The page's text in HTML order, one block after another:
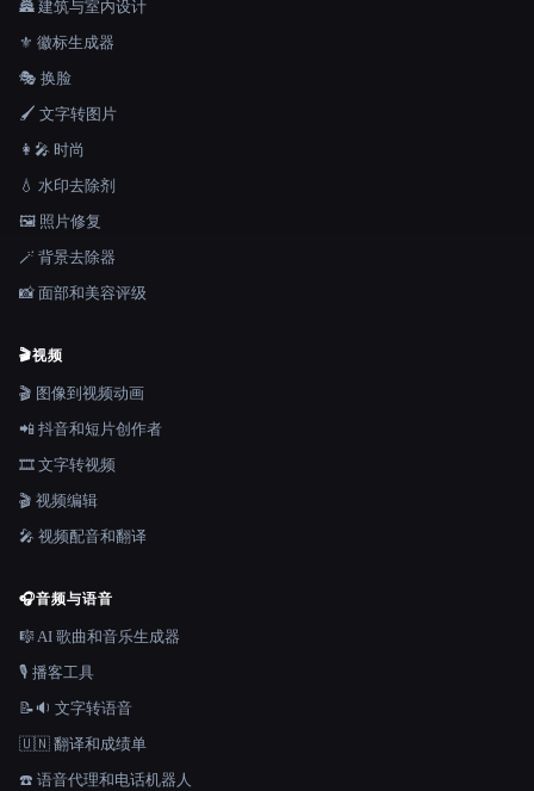
🏯 建筑与室内设计
⚜️ 徽标生成器
🎭 换脸
🖌️ 文字转图片
👩‍🎤 时尚
💧 水印去除剂
🖼️ 照片修复
🪄 背景去除器
📸 面部和美容评级
🎬视频
🎬 图像到视频动画
📲 抖音和短片创作者
🎞️ 文字转视频
🎬 视频编辑
🎤 视频配音和翻译
🎧音频与语音
🎼 AI 歌曲和音乐生成器
🎙️ 播客工具
📝🔉 文字转语音
🇺🇳 翻译和成绩单
☎️ 语音代理和电话机器人